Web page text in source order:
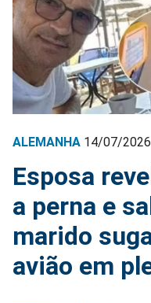
ALEMANHA 14/07/2026
Esposa
a perna e
marido
avião em